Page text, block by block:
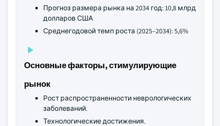
Прогноз размера рынка на 2034 год: 10,8 млрд
долларов США
Среднегодовой темп роста (2025–2034): 5,6%
Основные факторы, стимулирующие
рынок
Рост распространенности неврологических
заболеваний.
Технологические достижения.